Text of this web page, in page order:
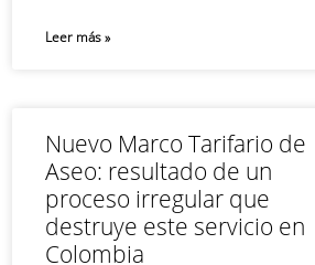
Leer más »
Nuevo Marco Tarifario de
Aseo: resultado de un
proceso irregular que
destruye este servicio en
Colombia